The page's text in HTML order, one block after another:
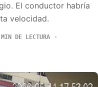
El conductor habría
velocidad.
DE LECTURA